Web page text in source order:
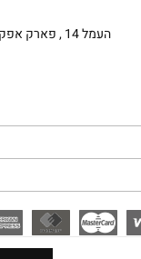
העמל 14 , פארק אפק, ראש העין (משרדים)